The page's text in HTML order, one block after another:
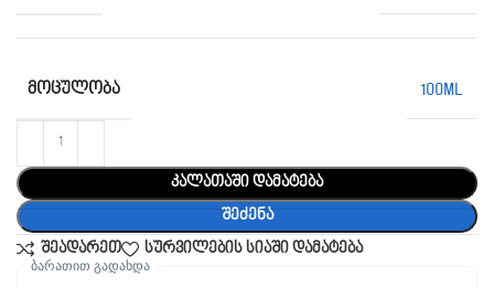
ᲛᲝᲪᲣᲚᲝᲑᲐ 100ML
კალათაში დამატება
შეძენა
შეადარეთ სურვილების სიაში დამატება
ბარათით გადახდა